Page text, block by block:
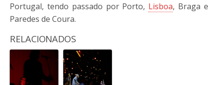
Portugal, tendo passado por Porto, Lisboa, Braga e
Paredes de Coura.
RELACIONADOS